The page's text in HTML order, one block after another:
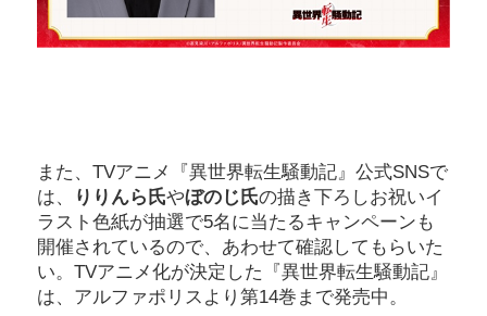
また、TVアニメ『異世界転生騒動記』公式SNSで
は、
りりんら氏やぼのじ氏の描き下ろしお祝いイ
ラスト色紙が抽選で5名に当たるキャンペーンも
開催されているので、あわせて確認してもらいた
い。TVアニメ化が決定した『異世界転生騒動記』
は、アルファポリスより第14巻まで発売中。